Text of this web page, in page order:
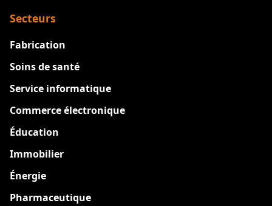
Secteurs
Fabrication
Soins de santé
Service informatique
Commerce électronique
Éducation
Immobilier
Énergie
Pharmaceutique